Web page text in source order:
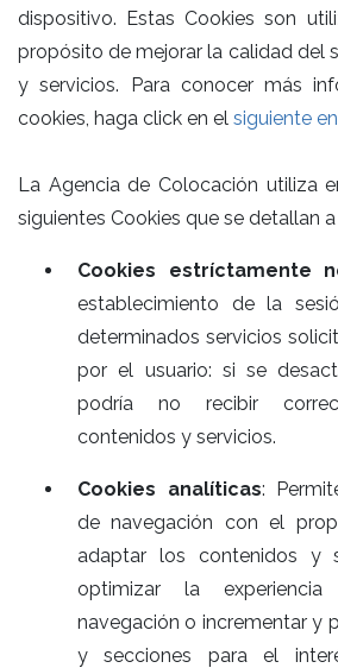
dispositivo. Estas Cookies son
propósito de mejorar la calidad del
y servicios. Para conocer más
cookies, haga click en el siguiente
La Agencia de Colocación utiliza
siguientes Cookies que se detallan
Cookies estríctamente
establecimiento de la
determinados servicios
por el usuario: si se
podría no recibir
contenidos y servicios.
Cookies analíticas:
de navegación con el
adaptar los contenidos y
optimizar la
navegación o incrementar y
y secciones para el